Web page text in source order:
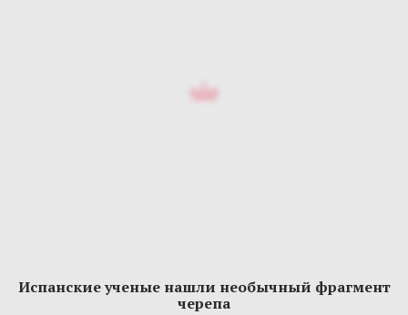
Испанские ученые нашли необычный фрагмент
черепа